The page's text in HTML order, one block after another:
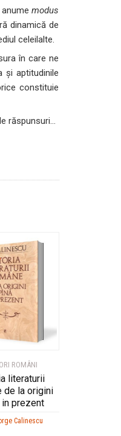
anumemodus
dinamică de
celeilalte.
în care ne
şi aptitudinile
constituie
răspunsuri…
ROMÂNI
literaturii
de la origini
in prezent
Calinescu